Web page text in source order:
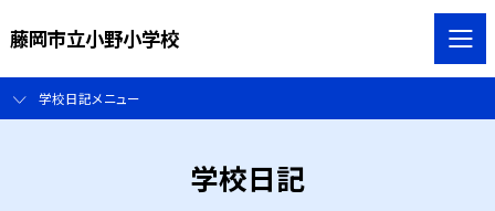
藤岡市立小野小学校
学校日記メニュー
学校日記